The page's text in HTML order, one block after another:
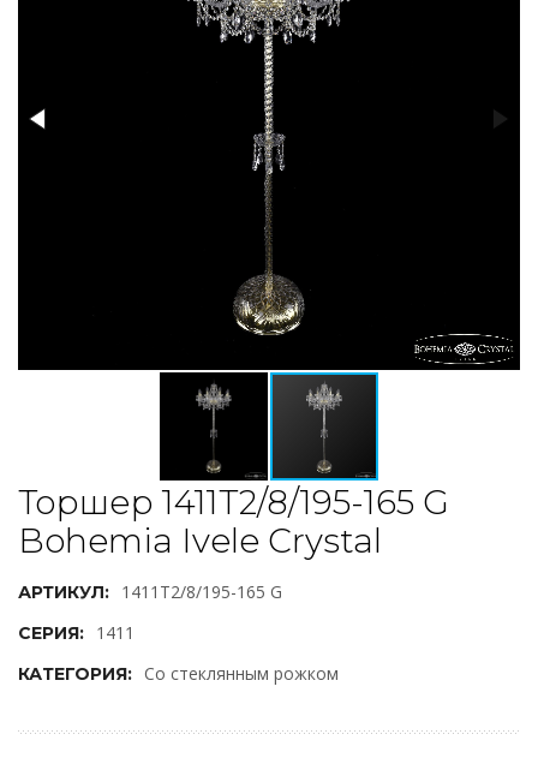
Торшер 1411T2/8/195-165 G
Bohemia Ivele Crystal
АРТИКУЛ: 1411T2/8/195-165 G
СЕРИЯ: 1411
КАТЕГОРИЯ: Со стеклянным рожком